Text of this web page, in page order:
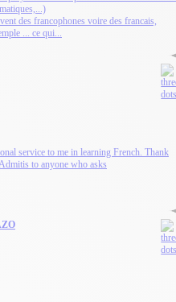
des francophones voire des francais,
... ce qui...
service to me in learning French. Thank
to anyone who asks